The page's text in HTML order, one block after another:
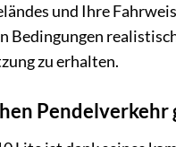
und Ihre
zu erhalten.
Pendelverkehr